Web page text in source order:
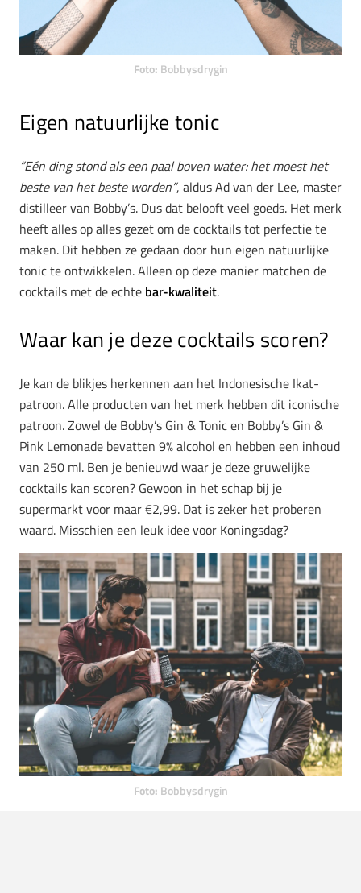
Foto: Bobbysdrygin
Eigen natuurlijke tonic
”Eén ding stond als een paal boven water: het moest het
beste van het beste worden”, aldus Ad van der Lee, master
distilleer van Bobby’s. Dus dat belooft veel goeds. Het merk
heeft alles op alles gezet om de cocktails tot perfectie te
maken. Dit hebben ze gedaan door hun eigen natuurlijke
tonic te ontwikkelen. Alleen op deze manier matchen de
cocktails met de echte bar-kwaliteit.
Waar kan je deze cocktails scoren?
Je kan de blikjes herkennen aan het Indonesische Ikat-
patroon. Alle producten van het merk hebben dit iconische
patroon. Zowel de Bobby’s Gin & Tonic en Bobby’s Gin &
Pink Lemonade bevatten 9% alcohol en hebben een inhoud
van 250 ml. Ben je benieuwd waar je deze gruwelijke
cocktails kan scoren? Gewoon in het schap bij je
supermarkt voor maar €2,99. Dat is zeker het proberen
waard. Misschien een leuk idee voor Koningsdag?
Foto: Bobbysdrygin